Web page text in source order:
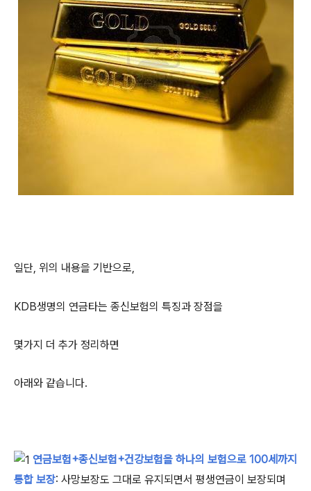
일단, 위의 내용을 기반으로,
KDB생명의 연금타는 종신보험의 특징과 장점을
몇가지 더 추가 정리하면
아래와 같습니다.
연금보험+종신보험+건강보험을 하나의 보험으로 100세까지
통합 보장: 사망보장도 그대로 유지되면서 평생연금이 보장되며